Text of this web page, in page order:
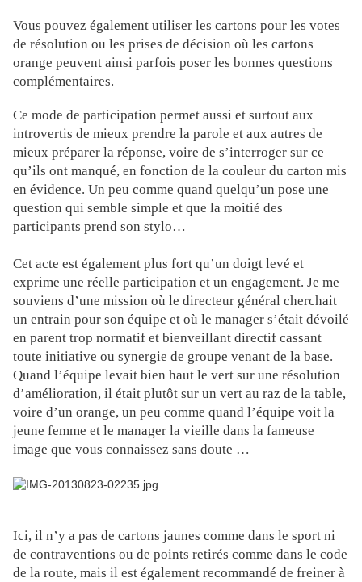
Vous pouvez également utiliser les cartons pour les votes
de résolution ou les prises de décision où les cartons
orange peuvent ainsi parfois poser les bonnes questions
complémentaires.
Ce mode de participation permet aussi et surtout aux
introvertis de mieux prendre la parole et aux autres de
mieux préparer la réponse, voire de s’interroger sur ce
qu’ils ont manqué, en fonction de la couleur du carton mis
en évidence. Un peu comme quand quelqu’un pose une
question qui semble simple et que la moitié des
participants prend son stylo…
Cet acte est également plus fort qu’un doigt levé et
exprime une réelle participation et un engagement. Je me
souviens d’une mission où le directeur général cherchait
un entrain pour son équipe et où le manager s’était dévoilé
en parent trop normatif et bienveillant directif cassant
toute initiative ou synergie de groupe venant de la base.
Quand l’équipe levait bien haut le vert sur une résolution
d’amélioration, il était plutôt sur un vert au raz de la table,
voire d’un orange, un peu comme quand l’équipe voit la
jeune femme et le manager la vieille dans la fameuse
image que vous connaissez sans doute …
Ici, il n’y a pas de cartons jaunes comme dans le sport ni
de contraventions ou de points retirés comme dans le code
de la route, mais il est également recommandé de freiner à